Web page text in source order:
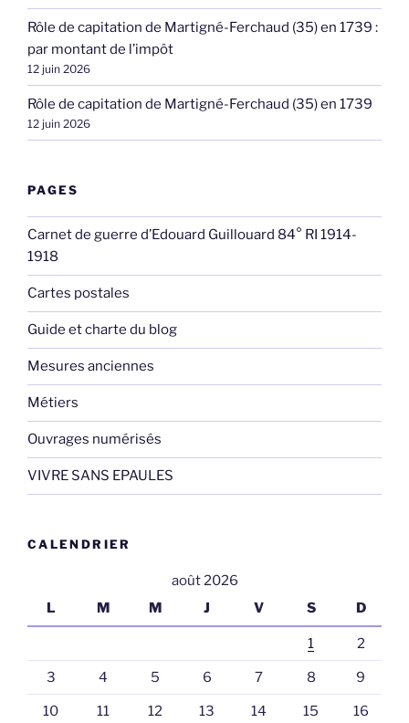
Rôle de capitation de Martigné-Ferchaud (35) en 1739 :
par montant de l’impôt
12 juin 2026
Rôle de capitation de Martigné-Ferchaud (35) en 1739
12 juin 2026
PAGES
Carnet de guerre d’Edouard Guillouard 84° RI 1914-
1918
Cartes postales
Guide et charte du blog
Mesures anciennes
Métiers
Ouvrages numérisés
VIVRE SANS EPAULES
CALENDRIER
août 2026
L
M M J V S D
1 2
3 4 5 6 7 8 9
10 11 12 13 14 15 16